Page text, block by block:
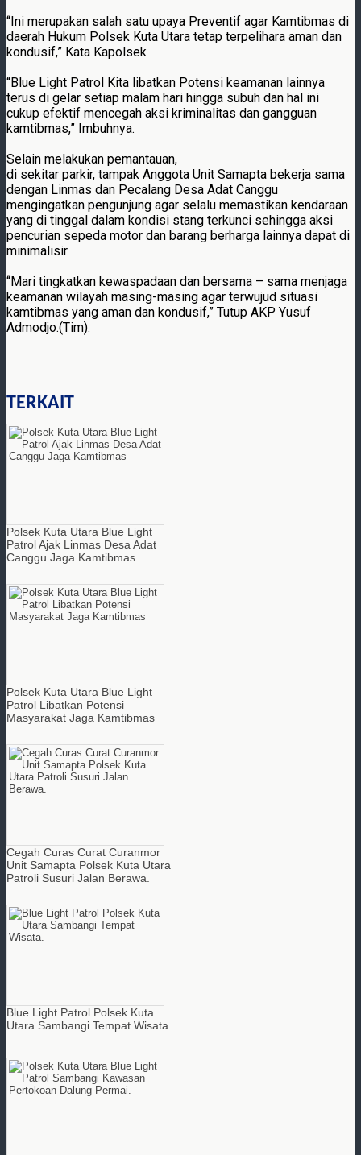
“Ini merupakan salah satu upaya Preventif agar Kamtibmas di
daerah Hukum Polsek Kuta Utara tetap terpelihara aman dan
kondusif,” Kata Kapolsek
“Blue Light Patrol Kita libatkan Potensi keamanan lainnya
terus di gelar setiap malam hari hingga subuh dan hal ini
cukup efektif mencegah aksi kriminalitas dan gangguan
kamtibmas,” Imbuhnya.
Selain melakukan pemantauan,
di sekitar parkir, tampak Anggota Unit Samapta bekerja sama
dengan Linmas dan Pecalang Desa Adat Canggu
mengingatkan pengunjung agar selalu memastikan kendaraan
yang di tinggal dalam kondisi stang terkunci sehingga aksi
pencurian sepeda motor dan barang berharga lainnya dapat di
minimalisir.
“Mari tingkatkan kewaspadaan dan bersama – sama menjaga
keamanan wilayah masing-masing agar terwujud situasi
kamtibmas yang aman dan kondusif,” Tutup AKP Yusuf
Admodjo.(Tim).
TERKAIT
Polsek Kuta Utara Blue Light
Patrol Ajak Linmas Desa Adat
Canggu Jaga Kamtibmas
Polsek Kuta Utara Blue Light
Patrol Libatkan Potensi
Masyarakat Jaga Kamtibmas
Cegah Curas Curat Curanmor
Unit Samapta Polsek Kuta Utara
Patroli Susuri Jalan Berawa.
Blue Light Patrol Polsek Kuta
Utara Sambangi Tempat Wisata.